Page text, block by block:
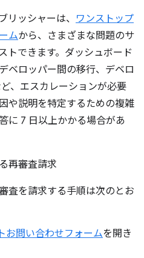
リッシャーは、 ワンストップ
ムから、さまざまな問題のサ
トできます。ダッシュボード
ベロッパー間の移行、デベロ
、エスカレーションが必要
や説明を特定するための複雑
に 7 日以上かかる場合があ
再審査請求
査を請求する手順は次のとお
お問い合わせフォームを開き